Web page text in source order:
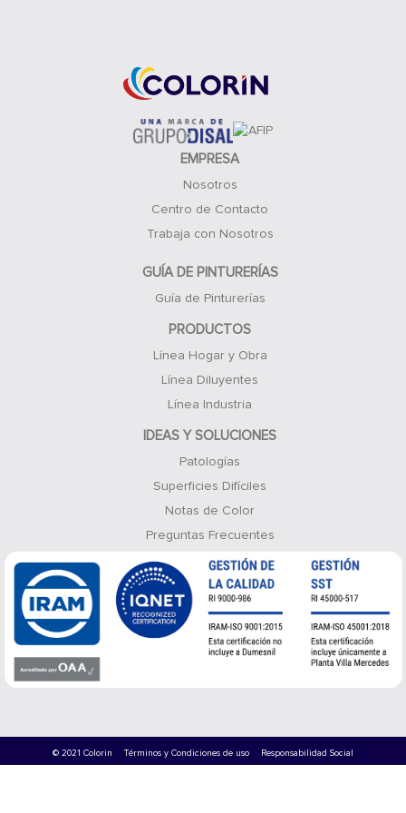
EMPRESA
Nosotros
Centro de Contacto
Trabaja con Nosotros
GUÍA DE PINTURERÍAS
Guía de Pinturerías
PRODUCTOS
Línea Hogar y Obra
Línea Diluyentes
Línea Industria
IDEAS Y SOLUCIONES
Patologías
Superficies Difíciles
Notas de Color
Preguntas Frecuentes
© 2021 Colorin Términos y Condiciones de uso Responsabilidad Social